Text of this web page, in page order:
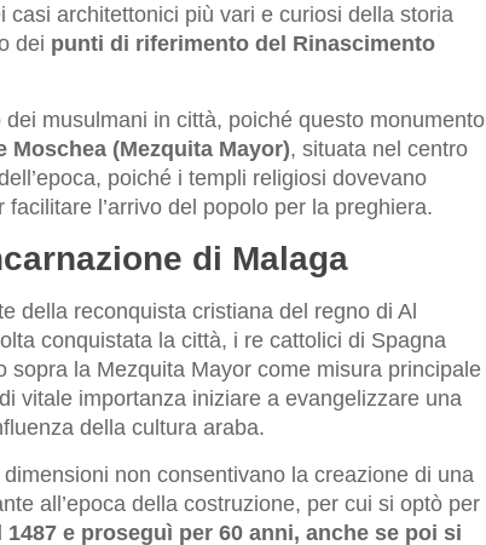
casi architettonici più vari e curiosi della storia
dei punti di riferimento del Rinascimento
musulmani in città, poiché questo monumento
(Mezquita Mayor), situata nel centro
poiché i templi religiosi dovevano
l’arrivo del popolo per la preghiera.
di Malaga
della reconquista cristiana del regno di Al
conquistata la città, i re cattolici di Spagna
la Mezquita Mayor come misura principale
vitale importanza iniziare a evangelizzare una
della cultura araba.
non consentivano la creazione di una
all’epoca della costruzione, per cui si optò per
e proseguì per 60 anni, anche se poi si